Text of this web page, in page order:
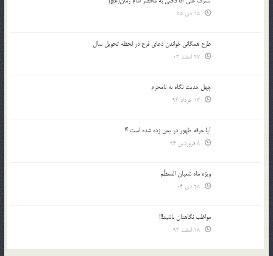
طرح همگانی خواندن دعای فرج در لحظه تحویل سال
چهل حدیث نگاه به نامحرم
آیا جرقه ظهور در یمن زده شده است ؟!
ویژه ماه شعبان المعظّم
مواظب نگاهتان باشید!!!